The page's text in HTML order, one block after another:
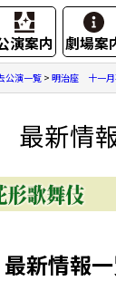
演案内 劇場案
公演一覧 > 明治座 十一月
最新情
最新情報